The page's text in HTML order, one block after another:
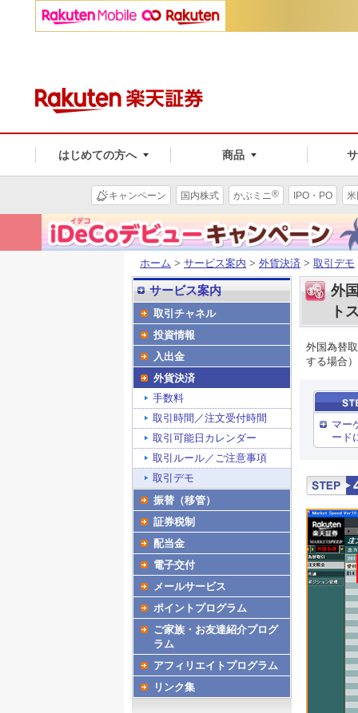
はじめての方へ 商品
キャンペーン 国内株式 かぶミニ® IPO・PO
ホーム > サービス案内 > 外貨決済 > 取引デモ
外
ト
外国為替
する場合）
マー
ード
サービス案内
取引チャネル
投資情報
入出金
外貨決済
手数料
取引時間／注文受付時間
取引可能日カレンダー
取引ルール／ご注意事項
取引デモ
振替（移管）
証券税制
配当金
電子交付
メールサービス
ポイントプログラム
ご家族・お友達紹介プログ
ラム
アフィリエイトプログラム
リンク集